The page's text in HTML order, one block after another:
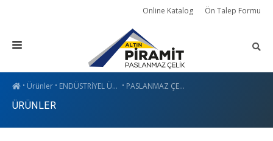
Online Katalog Ön Talep Formu
ÜRÜNLER
HİZMETLER
Ürünler ENDÜSTRİYEL ÜRÜNLER PASLANMAZ ÇELİK PROFİLLER
ÜRÜNLER